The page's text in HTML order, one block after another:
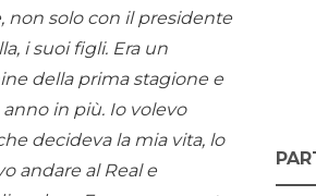
non solo con il presidente
i suoi figli. Era un
della prima stagione e
in più. Io volevo
decideva la mia vita, lo
andare al Real e